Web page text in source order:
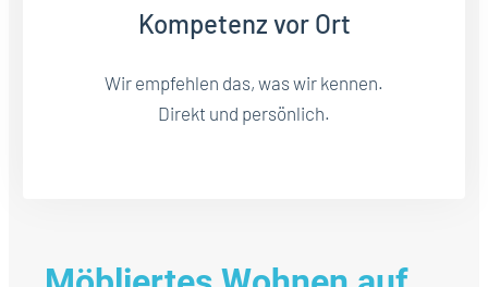
Kompetenz vor Ort
Wir empfehlen das, was wir kennen.
Direkt und persönlich.